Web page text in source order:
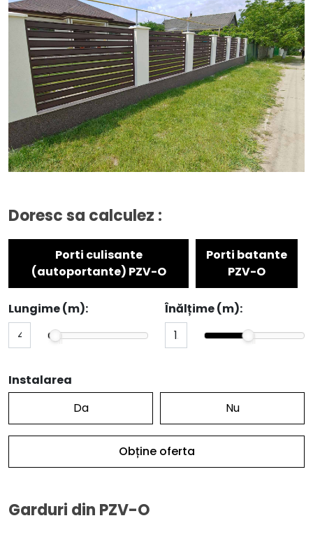
Doresc sa calculez :
Porti culisante
(autoportante) PZV-O
Porti batante
PZV-O
Lungime (m): Înălțime (m):
Instalarea
Da
Nu
Obține oferta
Garduri din PZV-O